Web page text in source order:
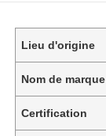
Lieu d'origine
Nom de marque
Certification